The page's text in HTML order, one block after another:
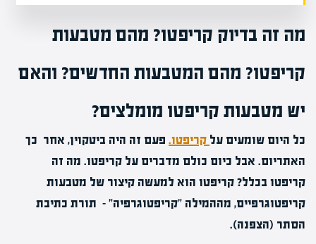
מה זה בדיוק קריפטו? מהם מטבעות
קריפטו? מהם המטבעות החדשים? והאם
יש מטבעות קריפטו מומלצים?
כל היום שומעים על קריפטו. פעם זה היה ביטקוין, אחר כך
האתריום. אבל כיום כולם מדברים על קריפטו. מה זה
קריפטו בכלל? קריפטו הוא למעשה קיצור של מטבעות
קריפטוגרפיים, מההמילה "קריפטוגרפיה" – תורת כתיבת
הסתר (הצפנה).